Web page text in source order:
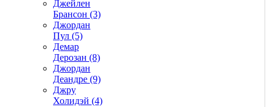
Джейлен
Брансон (3)
Джордан
Пул (5)
Демар
Дерозан (8)
Джордан
Деандре (9)
Джру
Холидэй (4)